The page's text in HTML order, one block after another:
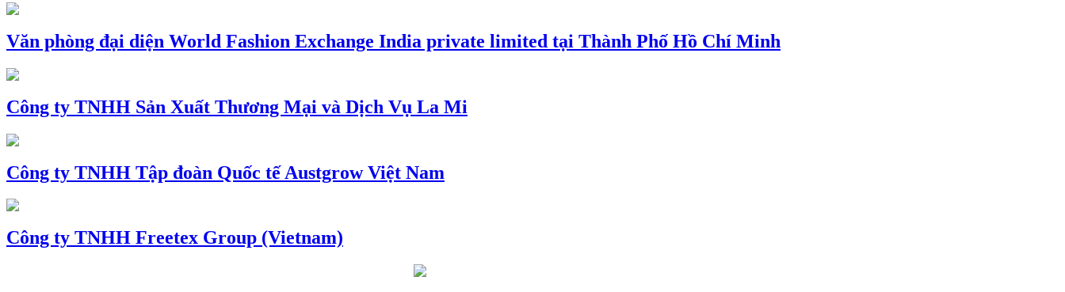
Văn phòng đại diện World Fashion Exchange India private limited tại Thành Phố Hồ Chí Minh
Công ty TNHH Sản Xuất Thương Mại và Dịch Vụ La Mi
Công ty TNHH Tập đoàn Quốc tế Austgrow Việt Nam
Công ty TNHH Freetex Group (Vietnam)